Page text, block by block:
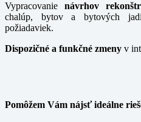
Vypracovanienávrhov
chalúp, bytov a bytových
požiadaviek.
Dispozičné a funkčné zmeny v
Pomôžem Vám nájsť ideálne